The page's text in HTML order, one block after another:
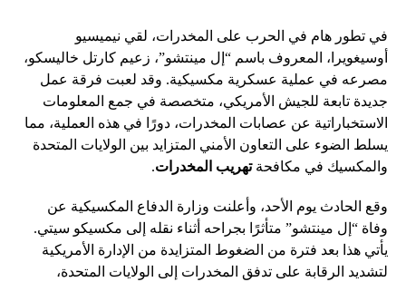
في تطور هام في الحرب على المخدرات، لقي نيميسيو
أوسيغويرا، المعروف باسم “إل مينتشو”، زعيم كارتل خاليسكو،
مصرعه في عملية عسكرية مكسيكية. وقد لعبت فرقة عمل
جديدة تابعة للجيش الأمريكي، متخصصة في جمع المعلومات
الاستخباراتية عن عصابات المخدرات، دورًا في هذه العملية، مما
يسلط الضوء على التعاون الأمني المتزايد بين الولايات المتحدة
والمكسيك في مكافحةتهريب المخدرات.
وقع الحادث يوم الأحد، وأعلنت وزارة الدفاع المكسيكية عن
وفاة “إل مينتشو” متأثرًا بجراحه أثناء نقله إلى مكسيكو سيتي.
يأتي هذا بعد فترة من الضغوط المتزايدة من الإدارة الأمريكية
لتشديد الرقابة على تدفق المخدرات إلى الولايات المتحدة،